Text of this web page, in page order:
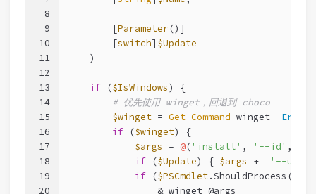
8
9
10
11
12
13
14
15
16
17
18
19
20
        [
Parameter ()]
        [
switch] $Update
    )
if ($IsWindows) {
# 优先使用 winget，回退到 choco
$winget = Get-Command winget -
if ($winget) {
$args = @('install' , '--id' ,
if ($Update) { $args +=
'--
if ($PSCmdlet.ShouldProcess(
                & winget @args